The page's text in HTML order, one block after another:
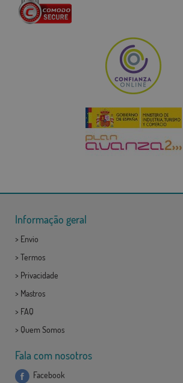
Informação geral
> Envio
> Termos
> Privacidade
> Mastros
> FAQ
> Quem Somos
Fala com nosotros
Facebook